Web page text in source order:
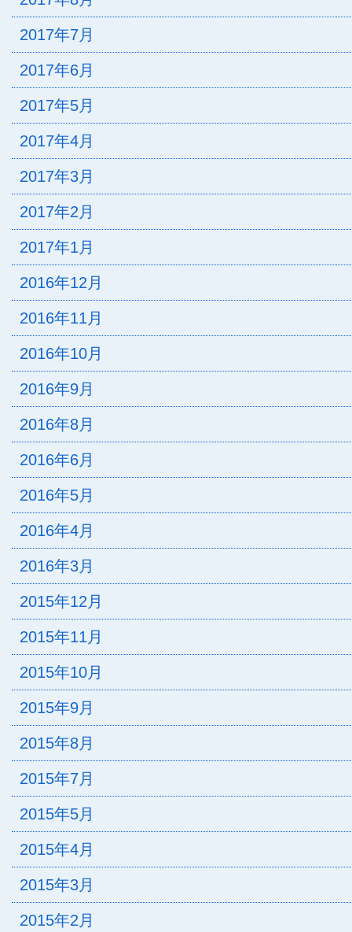
2017年7月
2017年6月
2017年5月
2017年4月
2017年3月
2017年2月
2017年1月
2016年12月
2016年11月
2016年10月
2016年9月
2016年8月
2016年6月
2016年5月
2016年4月
2016年3月
2015年12月
2015年11月
2015年10月
2015年9月
2015年8月
2015年7月
2015年5月
2015年4月
2015年3月
2015年2月